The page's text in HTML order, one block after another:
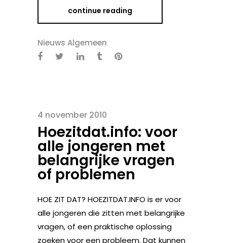
continue reading
Nieuws Algemeen
4 november 2010
Hoezitdat.info: voor
alle jongeren met
belangrijke vragen
of problemen
HOE ZIT DAT? HOEZITDAT.INFO is er voor
alle jongeren die zitten met belangrijke
vragen, of een praktische oplossing
zoeken voor een probleem. Dat kunnen